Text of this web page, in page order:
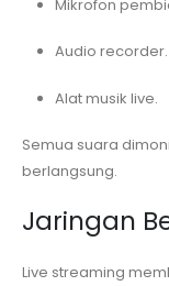
Mikrofon
Audio recorder.
Alat musik live.
Semua suara
berlangsung.
Jaringan
Live streaming